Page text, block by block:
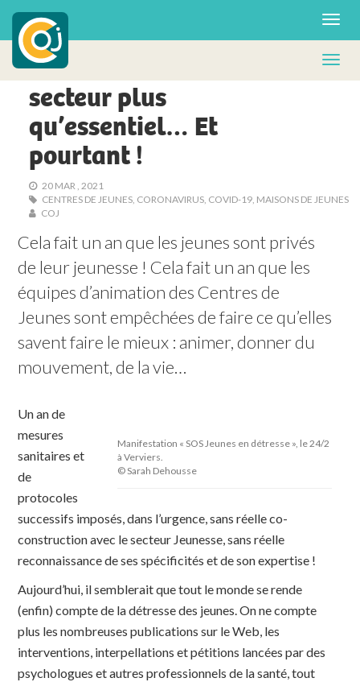
© Sarah Dehousse
EN DIRECT DES OJ
Les Centres de Jeunes : un
secteur plus
qu’essentiel… Et
pourtant !
20 MAR , 2021
CENTRES DE JEUNES, CORONAVIRUS, COVID-19, MAISONS DE JEUNES
COJ
Cela fait un an que les jeunes sont privés
de leur jeunesse ! Cela fait un an que les
équipes d’animation des Centres de
Jeunes sont empêchées de faire ce qu’elles
savent faire le mieux : animer, donner du
mouvement, de la vie…
Manifestation « SOS Jeunes en détresse », le 24/2
à Verviers.
© Sarah Dehousse
Un an de
mesures
sanitaires et
de
protocoles
successifs imposés, dans l’urgence, sans réelle co-
construction avec le secteur Jeunesse, sans réelle
reconnaissance de ses spécificités et de son expertise !
Aujourd’hui, il semblerait que tout le monde se rende
(enfin) compte de la détresse des jeunes. On ne compte
plus les nombreuses publications sur le Web, les
interventions, interpellations et pétitions lancées par des
psychologues et autres professionnels de la santé, tout